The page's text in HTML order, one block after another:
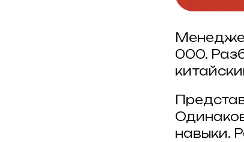
000.
навыки.